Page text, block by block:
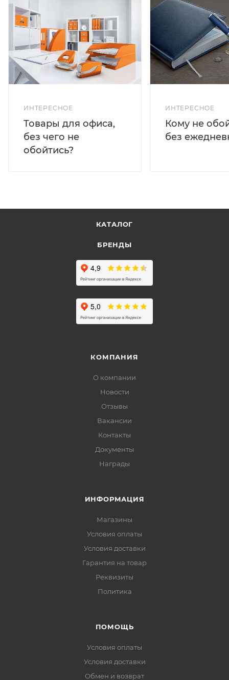
ИНТЕРЕСНОЕ
Товары для офиса,
без чего не
обойтись?
ИНТЕРЕСНОЕ
Кому не
без
КАТАЛОГ
БРЕНДЫ
КОМПАНИЯ
О компании
Новости
Отзывы
Вакансии
Контакты
Документы
Награды
ИНФОРМАЦИЯ
Магазины
Условия оплаты
Условия доставки
Гарантия на товар
Реквизиты
Политика
ПОМОЩЬ
Условия оплаты
Условия доставки
Обмен и возврат